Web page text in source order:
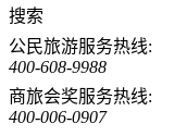
搜索
公民旅游服务热线:
400-608-9988
商旅会奖服务热线:
400-006-0907